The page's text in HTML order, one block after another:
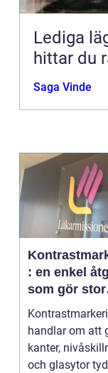
Lediga
hittar du
Saga Vinde
: en enkel
som gör stor
skillnad
handlar om att
kanter,
och glasytor